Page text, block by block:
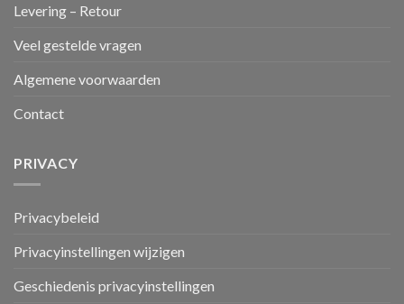
Levering – Retour
Veel gestelde vragen
Algemene voorwaarden
Contact
PRIVACY
Privacybeleid
Privacyinstellingen wijzigen
Geschiedenis privacyinstellingen